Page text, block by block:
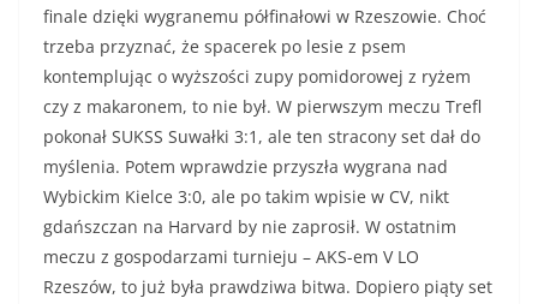
finale dzięki wygranemu półfinałowi w Rzeszowie. Choć
trzeba przyznać, że spacerek po lesie z psem
kontemplując o wyższości zupy pomidorowej z ryżem
czy z makaronem, to nie był. W pierwszym meczu Trefl
pokonał SUKSS Suwałki 3:1, ale ten stracony set dał do
myślenia. Potem wprawdzie przyszła wygrana nad
Wybickim Kielce 3:0, ale po takim wpisie w CV, nikt
gdańszczan na Harvard by nie zaprosił. W ostatnim
meczu z gospodarzami turnieju – AKS-em V LO
Rzeszów, to już była prawdziwa bitwa. Dopiero piąty set